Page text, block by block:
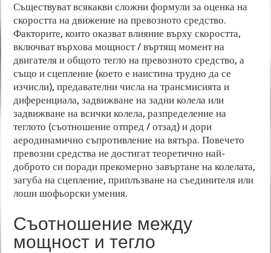
Съществуват всякакви сложни формули за оценка на
скоростта на движение на превозното средство.
Факторите, които оказват влияние върху скоростта,
включват върхова мощност / въртящ момент на
двигателя и общото тегло на превозното средство, а
също и сцепление (което е наистина трудно да се
изчисли), предавателни числа на трансмисията и
диференциала, задвижване на задни колела или
задвижване на всички колела, разпределение на
теглото (съотношение отпред / отзад) и дори
аеродинамично съпротивление на вятъра. Повечето
превозни средства не достигат теоретично най-
доброто си поради прекомерно завъртане на колелата,
загуба на сцепление, приплъзване на съединителя или
лоши шофьорски умения.
Съотношение между
мощност и тегло